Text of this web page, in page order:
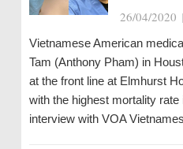
26/04/2020 |
Vietnamese American
Tam (Anthony Pham) in
at the front line at Elmhurst
with the highest mortality
interview with VOA